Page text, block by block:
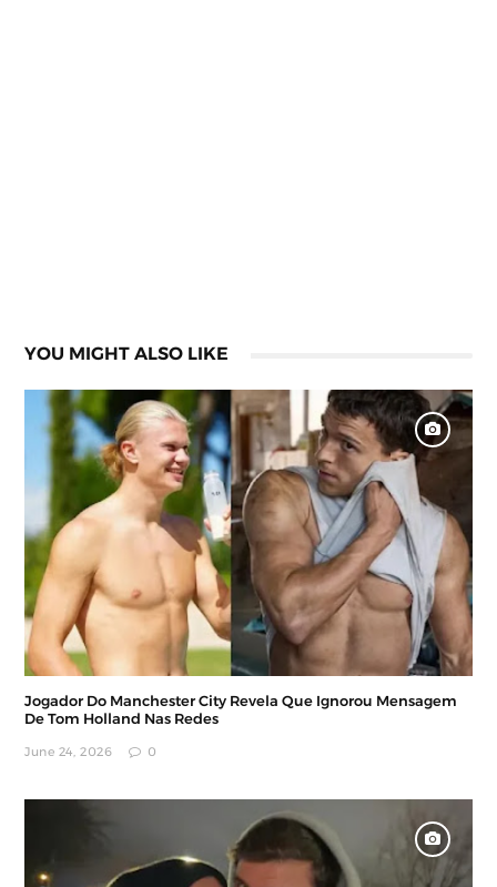
YOU MIGHT ALSO LIKE
Jogador Do Manchester City Revela Que Ignorou Mensagem
De Tom Holland Nas Redes
June 24, 2026 0